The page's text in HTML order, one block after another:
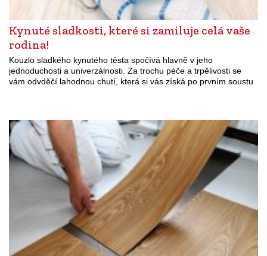
Kynuté sladkosti, které si zamiluje celá vaše
rodina!
Kouzlo sladkého kynutého těsta spočívá hlavně v jeho
jednoduchosti a univerzálnosti. Za trochu péče a trpělivosti se
vám odvděčí lahodnou chutí, která si vás získá po prvním soustu.